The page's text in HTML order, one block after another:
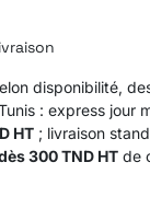
disponibilité,
: express jour
HT ; livraison
300 TND HT de